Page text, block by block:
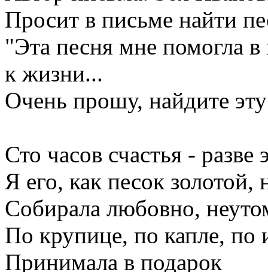
Просит в письме найти
"Эта песня мне помогла
к жизни...
Очень прошу, найдите
Сто часов счастья - разве
Я его, как песок золотой,
Собирала любовно,
По крупице, по капле, по
Принимала в подарок